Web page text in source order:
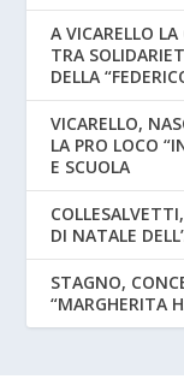
A VICARELLO
TRA
DELLA
VICARELLO,
LA PRO LOCO
E SCUOLA
DI NATALE
STAGNO,
“MARGHERITA